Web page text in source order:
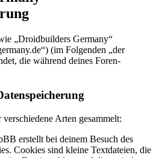
„Droidbuilders Germany“
(im Folgenden „der
die während deines Foren-
Arten gesammelt:
erstellt bei deinem Besuch des
Cookies sind kleine Textdateien, die